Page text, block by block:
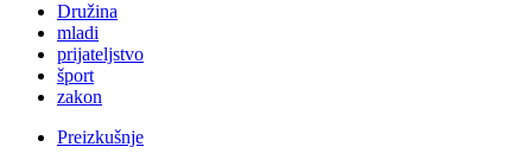
Družina
mladi
prijateljstvo
šport
zakon
Preizkušnje